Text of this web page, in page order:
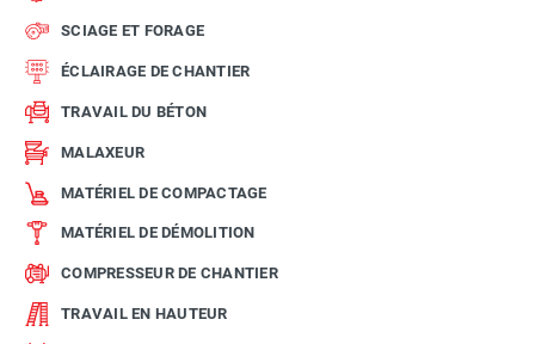
SCIAGE ET FORAGE
ÉCLAIRAGE DE CHANTIER
TRAVAIL DU BÉTON
MALAXEUR
MATÉRIEL DE COMPACTAGE
MATÉRIEL DE DÉMOLITION
COMPRESSEUR DE CHANTIER
TRAVAIL EN HAUTEUR